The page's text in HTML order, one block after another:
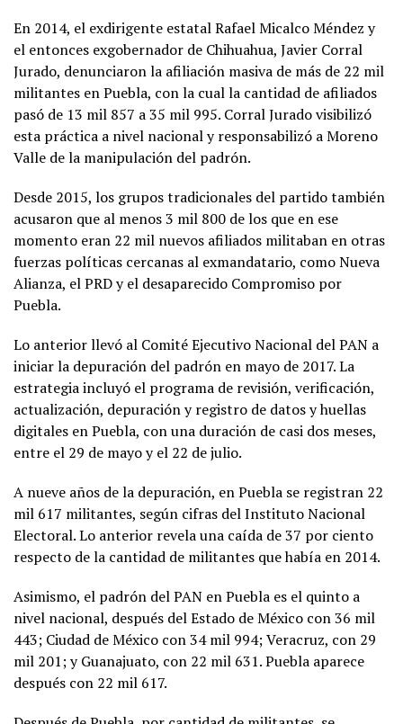
En 2014, el exdirigente estatal Rafael Micalco Méndez y
el entonces exgobernador de Chihuahua, Javier Corral
Jurado, denunciaron la afiliación masiva de más de 22 mil
militantes en Puebla, con la cual la cantidad de afiliados
pasó de 13 mil 857 a 35 mil 995. Corral Jurado visibilizó
esta práctica a nivel nacional y responsabilizó a Moreno
Valle de la manipulación del padrón.
Desde 2015, los grupos tradicionales del partido también
acusaron que al menos 3 mil 800 de los que en ese
momento eran 22 mil nuevos afiliados militaban en otras
fuerzas políticas cercanas al exmandatario, como Nueva
Alianza, el PRD y el desaparecido Compromiso por
Puebla.
Lo anterior llevó al Comité Ejecutivo Nacional del PAN a
iniciar la depuración del padrón en mayo de 2017. La
estrategia incluyó el programa de revisión, verificación,
actualización, depuración y registro de datos y huellas
digitales en Puebla, con una duración de casi dos meses,
entre el 29 de mayo y el 22 de julio.
A nueve años de la depuración, en Puebla se registran 22
mil 617 militantes, según cifras del Instituto Nacional
Electoral. Lo anterior revela una caída de 37 por ciento
respecto de la cantidad de militantes que había en 2014.
Asimismo, el padrón del PAN en Puebla es el quinto a
nivel nacional, después del Estado de México con 36 mil
443; Ciudad de México con 34 mil 994; Veracruz, con 29
mil 201; y Guanajuato, con 22 mil 631. Puebla aparece
después con 22 mil 617.